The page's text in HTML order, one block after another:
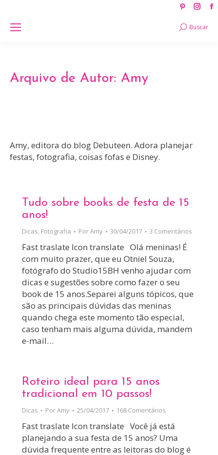
opens
Search:
Buscar
Arquivo de Autor: Amy
Amy, editora do blog Debuteen. Adora planejar
festas, fotografia, coisas fofas e Disney.
Tudo sobre books de festa de 15
anos!
Dicas, Fotografia PorAmy 30/04/2017 3 Comentários
Fast traslate Icon translate Olá meninas! É
com muito prazer, que eu Otniel Souza,
fotógrafo do Studio15BH venho ajudar com
dicas e sugestões sobre como fazer o seu
book de 15 anos.Separei alguns tópicos, que
são as principais dúvidas das meninas
quando chega este momento tão especial,
caso tenham mais alguma dúvida, mandem
e-mail…
Roteiro ideal para 15 anos
tradicional em 10 passos!
Dicas PorAmy 25/04/2017 168 Comentários
Fast traslate Icon translate Você já está
planejando a sua festa de 15 anos? Uma
dúvida frequente entre as leitoras do blog é